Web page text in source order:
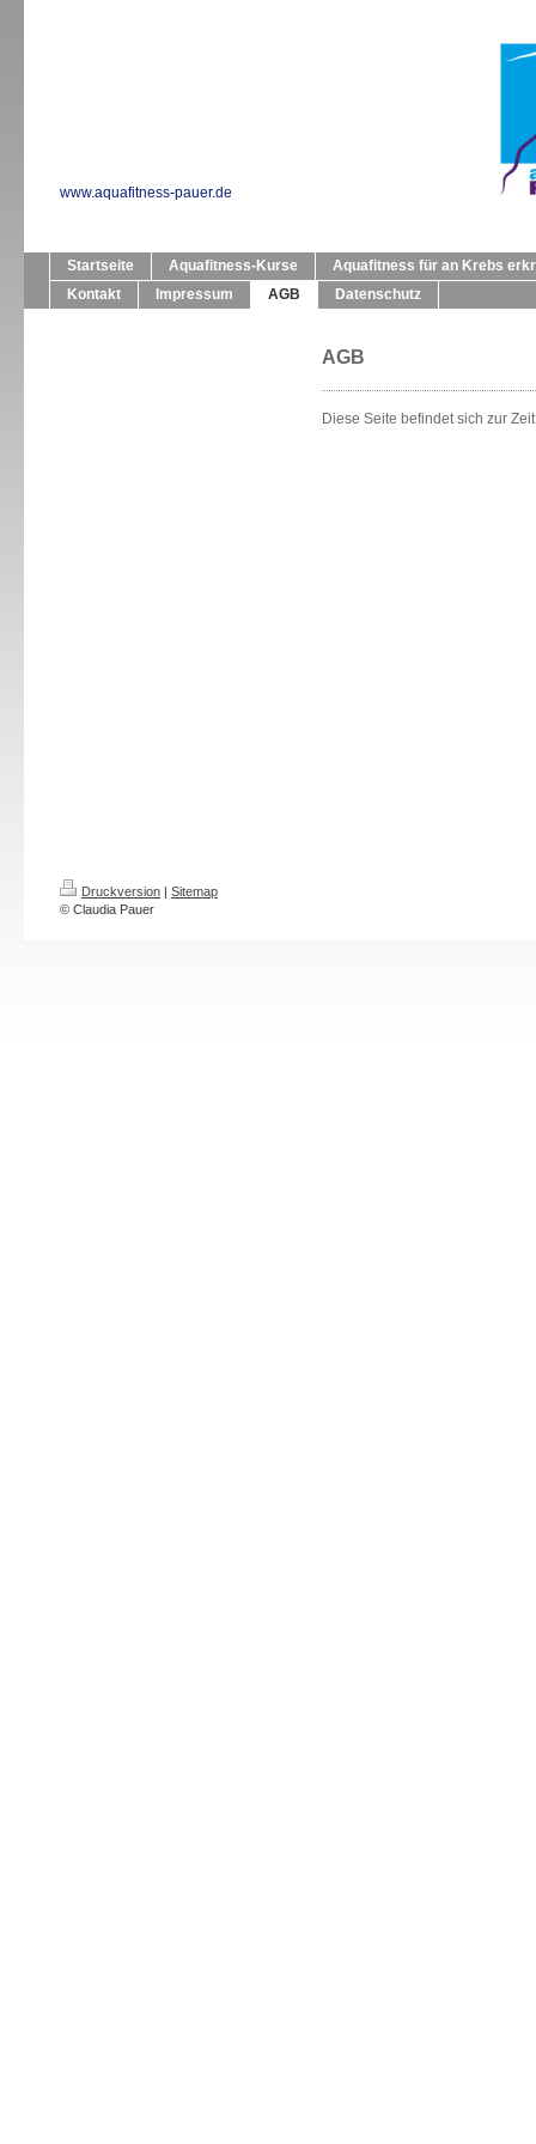
www.aquafitness-pauer.de
Startseite Aquafitness-Kurse
Aquafitness für an Krebs
Kontakt
Impressum AGB Datenschutz
AGB
Diese Seite befindet sich zur
Druckversion | Sitemap
© Claudia Pauer